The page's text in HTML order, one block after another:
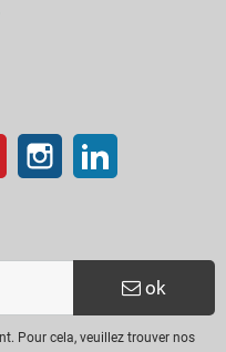
Pinterest Instagram
ok
Pour cela, veuillez trouver nos